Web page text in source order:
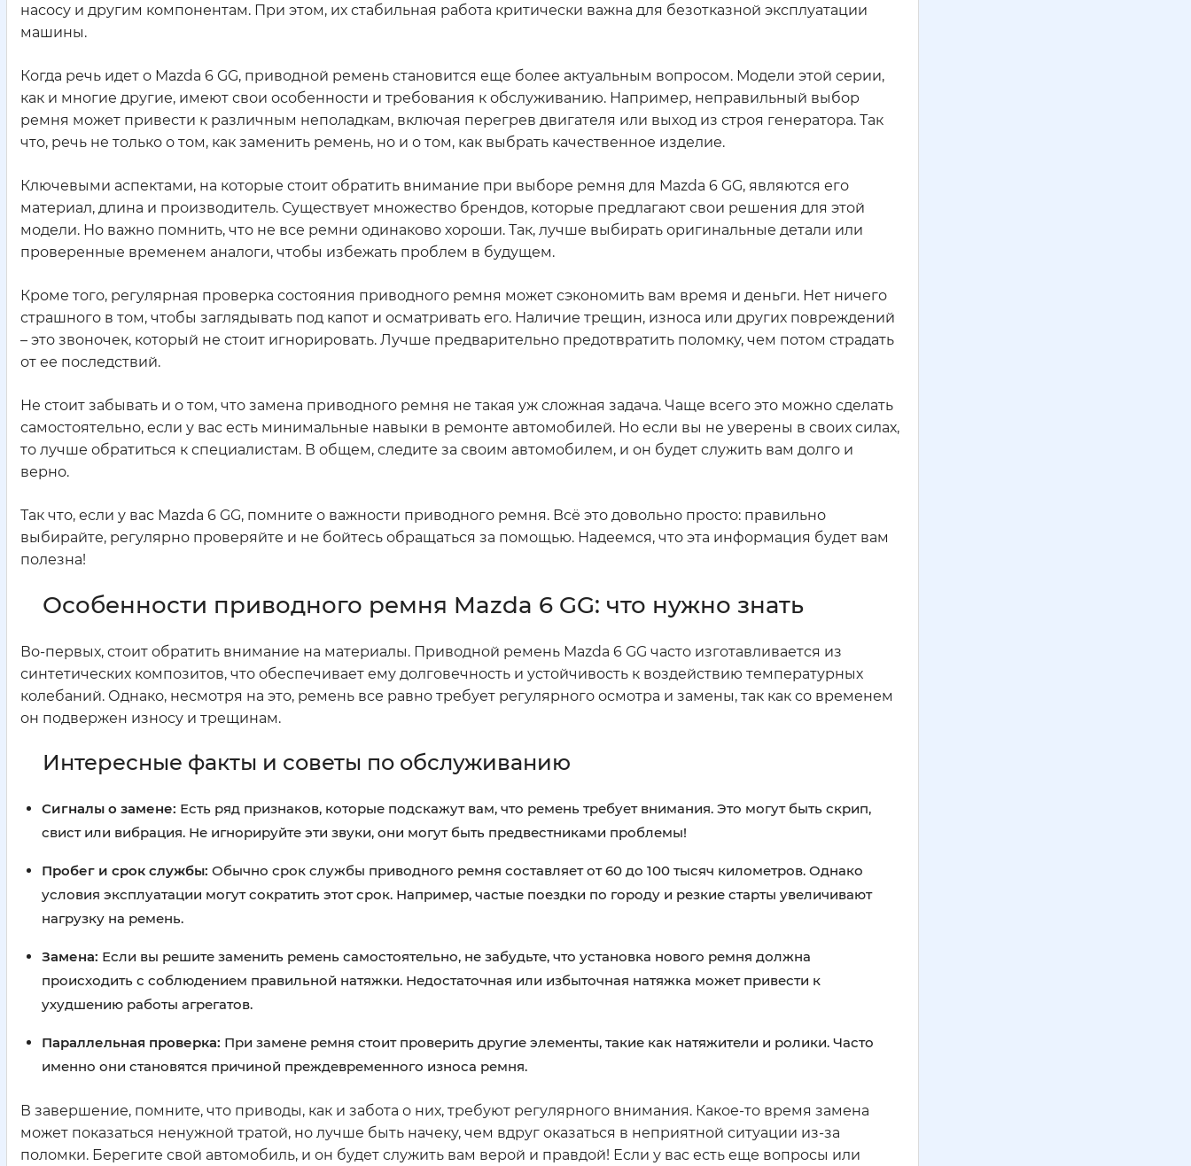
насосу и другим компонентам. При этом, их стабильная работа критически важна для безотказной эксплуатации
машины.
Когда речь идет о Mazda 6 GG, приводной ремень становится еще более актуальным вопросом. Модели этой серии,
как и многие другие, имеют свои особенности и требования к обслуживанию. Например, неправильный выбор
ремня может привести к различным неполадкам, включая перегрев двигателя или выход из строя генератора. Так
что, речь не только о том, как заменить ремень, но и о том, как выбрать качественное изделие.
Ключевыми аспектами, на которые стоит обратить внимание при выборе ремня для Mazda 6 GG, являются его
материал, длина и производитель. Существует множество брендов, которые предлагают свои решения для этой
модели. Но важно помнить, что не все ремни одинаково хороши. Так, лучше выбирать оригинальные детали или
проверенные временем аналоги, чтобы избежать проблем в будущем.
Кроме того, регулярная проверка состояния приводного ремня может сэкономить вам время и деньги. Нет ничего
страшного в том, чтобы заглядывать под капот и осматривать его. Наличие трещин, износа или других повреждений
– это звоночек, который не стоит игнорировать. Лучше предварительно предотвратить поломку, чем потом страдать
от ее последствий.
Не стоит забывать и о том, что замена приводного ремня не такая уж сложная задача. Чаще всего это можно сделать
самостоятельно, если у вас есть минимальные навыки в ремонте автомобилей. Но если вы не уверены в своих силах,
то лучше обратиться к специалистам. В общем, следите за своим автомобилем, и он будет служить вам долго и
верно.
Так что, если у вас Mazda 6 GG, помните о важности приводного ремня. Всё это довольно просто: правильно
выбирайте, регулярно проверяйте и не бойтесь обращаться за помощью. Надеемся, что эта информация будет вам
полезна!
Особенности приводного ремня Mazda 6 GG: что нужно знать
Во-первых, стоит обратить внимание на материалы. Приводной ремень Mazda 6 GG часто изготавливается из
синтетических композитов, что обеспечивает ему долговечность и устойчивость к воздействию температурных
колебаний. Однако, несмотря на это, ремень все равно требует регулярного осмотра и замены, так как со временем
он подвержен износу и трещинам.
Интересные факты и советы по обслуживанию
Сигналы о замене: Есть ряд признаков, которые подскажут вам, что ремень требует внимания. Это могут быть скрип,
свист или вибрация. Не игнорируйте эти звуки, они могут быть предвестниками проблемы!
Пробег и срок службы: Обычно срок службы приводного ремня составляет от 60 до 100 тысяч километров. Однако
условия эксплуатации могут сократить этот срок. Например, частые поездки по городу и резкие старты увеличивают
нагрузку на ремень.
Замена: Если вы решите заменить ремень самостоятельно, не забудьте, что установка нового ремня должна
происходить с соблюдением правильной натяжки. Недостаточная или избыточная натяжка может привести к
ухудшению работы агрегатов.
Параллельная проверка: При замене ремня стоит проверить другие элементы, такие как натяжители и ролики. Часто
именно они становятся причиной преждевременного износа ремня.
В завершение, помните, что приводы, как и забота о них, требуют регулярного внимания. Какое-то время замена
может показаться ненужной тратой, но лучше быть начеку, чем вдруг оказаться в неприятной ситуации из-за
поломки. Берегите свой автомобиль, и он будет служить вам верой и правдой! Если у вас есть еще вопросы или